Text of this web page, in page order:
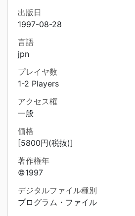
出版日
1997-08-28
言語
jpn
プレイヤ数
1-2 Players
アクセス権
一般
価格
[5800円(税抜)]
著作権年
©1997
デジタルファイル種別
プログラム・ファイル